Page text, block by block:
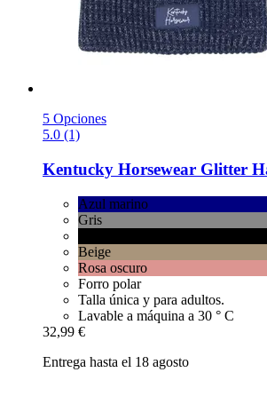
5 Opciones
5.0 (1)
Kentucky Horsewear Glitter
Azul marino
Gris
Beige
Rosa oscuro
Forro polar
Talla única y para adultos.
Lavable a máquina a 30 ° C
32,99 €
Entrega hasta el 18 agosto